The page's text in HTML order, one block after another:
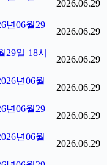
2026.06.29
년06월29
2026.06.29
일 18시
2026.06.29
년06월
2026.06.29
년06월29
2026.06.29
년06월
2026.06.29